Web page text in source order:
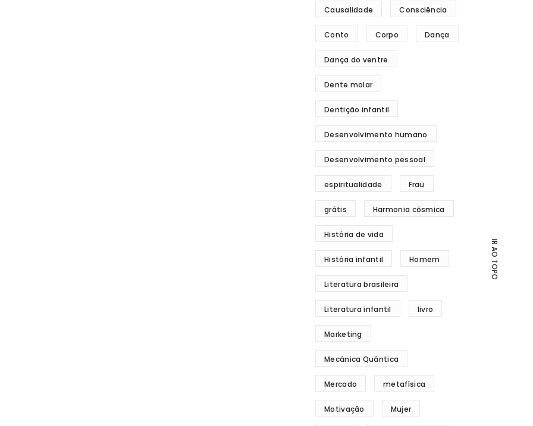
IR AO TOPO
Causalidade Consciência
Conto Corpo Dança
Dança do ventre
Dente molar
Dentição infantil
Desenvolvimento humano
Desenvolvimento pessoal
espiritualidade Frau
grátis Harmonia cósmica
História de vida
História infantil Homem
Literatura brasileira
Literatura infantil livro
Marketing
Mecânica Quântica
Mercado metafísica
Motivação Mujer